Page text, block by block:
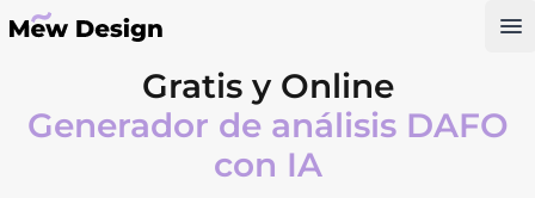
Gratis y Online
Generador de análisis DAFO
con IA